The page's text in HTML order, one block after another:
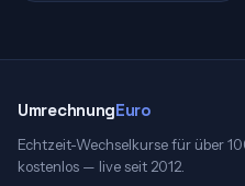
UmrechnungEuro
Echtzeit-Wechselkurse für über
kostenlos — live seit 2012.